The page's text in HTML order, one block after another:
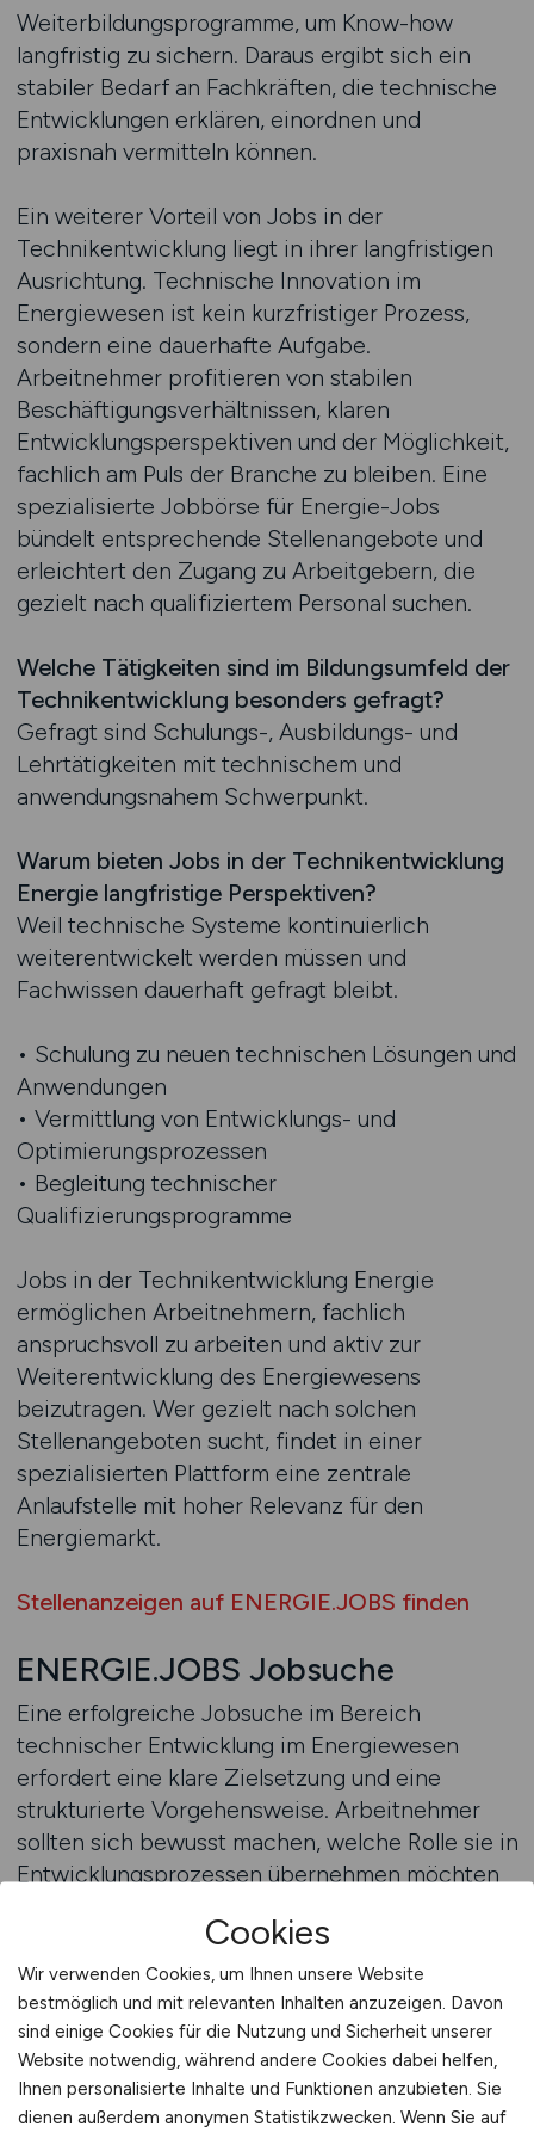
Weiterbildungsprogramme, um Know-how
langfristig zu sichern. Daraus ergibt sich ein
stabiler Bedarf an Fachkräften, die technische
Entwicklungen erklären, einordnen und
praxisnah vermitteln können.
Ein weiterer Vorteil von Jobs in der
Technikentwicklung liegt in ihrer langfristigen
Ausrichtung. Technische Innovation im
Energiewesen ist kein kurzfristiger Prozess,
sondern eine dauerhafte Aufgabe.
Arbeitnehmer profitieren von stabilen
Beschäftigungsverhältnissen, klaren
Entwicklungsperspektiven und der Möglichkeit,
fachlich am Puls der Branche zu bleiben. Eine
spezialisierte Jobbörse für Energie-Jobs
bündelt entsprechende Stellenangebote und
erleichtert den Zugang zu Arbeitgebern, die
gezielt nach qualifiziertem Personal suchen.
Welche Tätigkeiten sind im Bildungsumfeld der
Technikentwicklung besonders gefragt?
Gefragt sind Schulungs-, Ausbildungs- und
Lehrtätigkeiten mit technischem und
anwendungsnahem Schwerpunkt.
Warum bieten Jobs in der Technikentwicklung
Energie langfristige Perspektiven?
Weil technische Systeme kontinuierlich
weiterentwickelt werden müssen und
Fachwissen dauerhaft gefragt bleibt.
• Schulung zu neuen technischen Lösungen und
Anwendungen
• Vermittlung von Entwicklungs- und
Optimierungsprozessen
• Begleitung technischer
Qualifizierungsprogramme
Jobs in der Technikentwicklung Energie
ermöglichen Arbeitnehmern, fachlich
anspruchsvoll zu arbeiten und aktiv zur
Weiterentwicklung des Energiewesens
beizutragen. Wer gezielt nach solchen
Stellenangeboten sucht, findet in einer
spezialisierten Plattform eine zentrale
Anlaufstelle mit hoher Relevanz für den
Energiemarkt.
Stellenanzeigen auf ENERGIE.JOBS finden
ENERGIE.JOBS Jobsuche
Eine erfolgreiche Jobsuche im Bereich
technischer Entwicklung im Energiewesen
erfordert eine klare Zielsetzung und eine
strukturierte Vorgehensweise. Arbeitnehmer
sollten sich bewusst machen, welche Rolle sie in
Entwicklungsprozessen übernehmen möchten
zur Geltung kommen. Besonders im
Bildungsbereich ist es wichtig, technisches
Fachwissen mit der Fähigkeit zur verständlichen
Wissensvermittlung zu verbinden. Eine gezielte
Jobsuche hilft dabei, passende Stellenangebote
effizient zu identifizieren.
Cookies
Wir verwenden Cookies, um Ihnen unsere Website
bestmöglich und mit relevanten Inhalten anzuzeigen. Davon
sind einige Cookies für die Nutzung und Sicherheit unserer
Website notwendig, während andere Cookies dabei helfen,
Ihnen personalisierte Inhalte und Funktionen anzubieten. Sie
dienen außerdem anonymen Statistikzwecken. Wenn Sie auf